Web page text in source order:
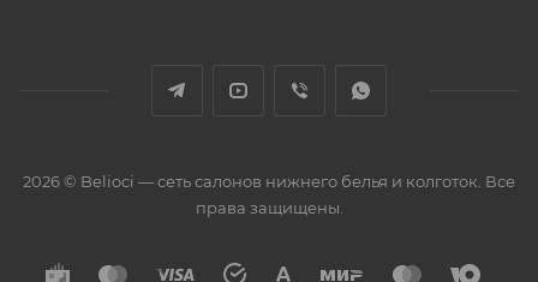
2026 © Belioci — сеть салонов нижнего белья и колготок. Все
права защищены.